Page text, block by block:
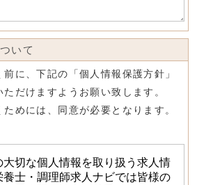
いて
に、下記の「個人情報保護方針」
だけますようお願い致します。
めには、同意が必要となります。